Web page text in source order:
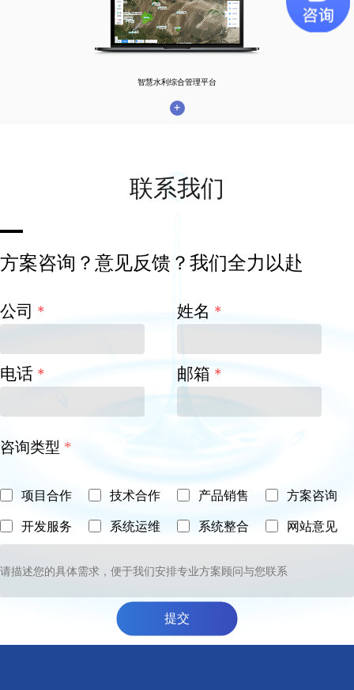
智慧水利综合管理平台
+
联系我们
方案咨询？意见反馈？我们全力以赴
公司 * 姓名 *
电话 * 邮箱 *
咨询类型 *
项目合作 技术合作 产品销售 方案咨询
开发服务 系统运维 系统整合 网站意见
提交